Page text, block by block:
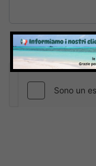
Inviando il
Termini e